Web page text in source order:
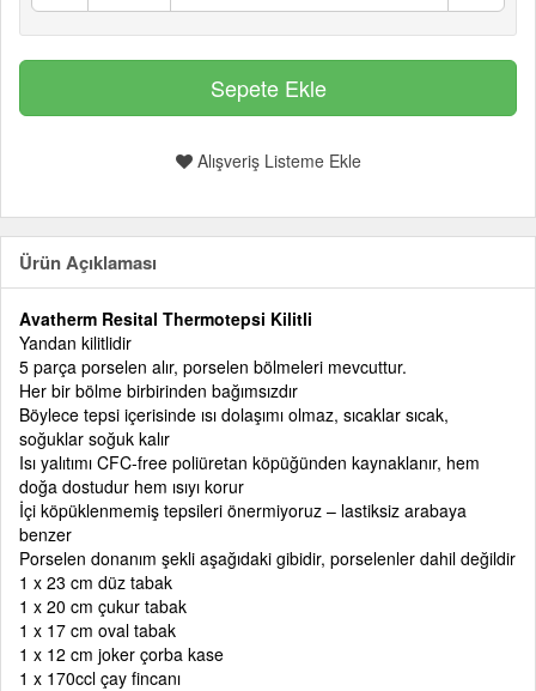
Alışveriş Listeme Ekle
Ürün Açıklaması
Avatherm Resital Thermotepsi Kilitli
Yandan kilitlidir
5 parça porselen alır, porselen bölmeleri mevcuttur.
Her bir bölme birbirinden bağımsızdır
Böylece tepsi içerisinde ısı dolaşımı olmaz, sıcaklar sıcak,
soğuklar soğuk kalır
Isı yalıtımı CFC-free poliüretan köpüğünden kaynaklanır, hem
doğa dostudur hem ısıyı korur
İçi köpüklenmemiş tepsileri önermiyoruz – lastiksiz arabaya
benzer
Porselen donanım şekli aşağıdaki gibidir, porselenler dahil değildir
1 x 23 cm düz tabak
1 x 20 cm çukur tabak
1 x 17 cm oval tabak
1 x 12 cm joker çorba kase
1 x 170ccl çay fincanı